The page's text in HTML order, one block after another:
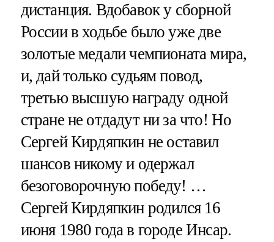
дистанция. Вдобавок у сборной
России в ходьбе было уже две
золотые медали чемпионата мира,
и, дай только судьям повод,
третью высшую награду одной
стране не отдадут ни за что! Но
Сергей Кирдяпкин не оставил
шансов никому и одержал
безоговорочную победу! …
Сергей Кирдяпкин родился 16
июня 1980 года в городе Инсар.